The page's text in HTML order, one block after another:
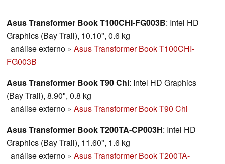
Asus Transformer Book T100CHI-FG003B: Intel HD
Graphics (Bay Trail), 10.10", 0.6 kg
análise externo » Asus Transformer Book T100CHI-
FG003B
Asus Transformer Book T90 Chi: Intel HD Graphics
(Bay Trail), 8.90", 0.8 kg
análise externo » Asus Transformer Book T90 Chi
Asus Transformer Book T200TA-CP003H: Intel HD
Graphics (Bay Trail), 11.60", 1.6 kg
análise externo » Asus Transformer Book T200TA-